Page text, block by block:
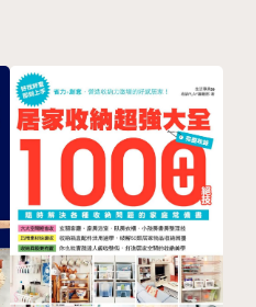
語文競賽」獲高中職組國
朗讀第二、三、一、三名
台灣參加第七屆「IEYI世
。〈學校故事講乎你
收大鵬鳥
將
渭河釣魚
南閩
妻
中狀元
太公改卦
江自刎
宋入陳除險走難